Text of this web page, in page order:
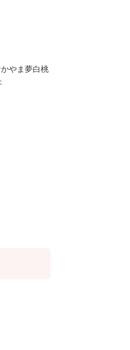
やま夢白桃